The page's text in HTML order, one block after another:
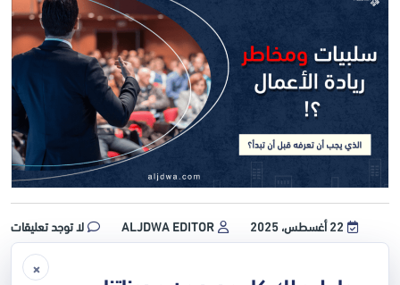
22 أغسطس، 2025 ALJDWA EDITOR لا توجد تعليقات
سلبيات ومخاطر ريادة الأعمال | ما ×